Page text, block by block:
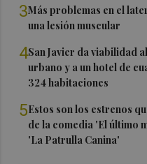
3Más problemas en el
una lesión muscular
4San Javier da viabilidad
urbano y a un hotel de
324 habitaciones
5Estos son los estrenos
de la comedia 'El último
'La Patrulla Canina'